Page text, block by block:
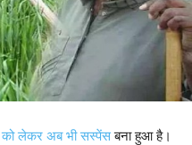
को लेकर अब भी सस्पेंसबना हुआ है।